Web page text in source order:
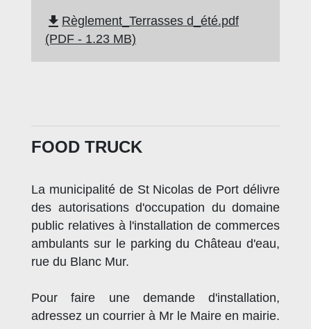
file_download Règlement_Terrasses d_été.pdf
(PDF - 1.23 MB)
FOOD TRUCK
La municipalité de St Nicolas de Port délivre
des autorisations d'occupation du domaine
public relatives à l'installation de commerces
ambulants sur le parking du Château d'eau,
rue du Blanc Mur.
Pour faire une demande d'installation,
adressez un courrier à Mr le Maire en mairie.